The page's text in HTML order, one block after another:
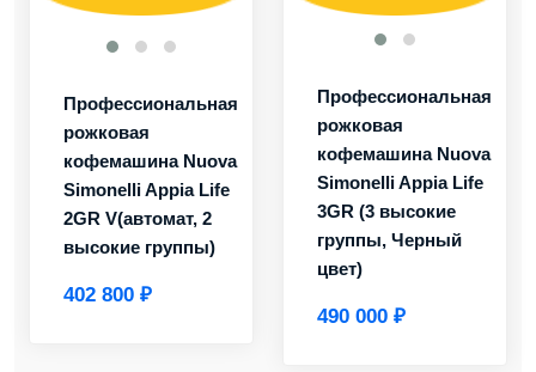
Профессиональная
рожковая
кофемашина Nuova
Simonelli Appia Life
2GR V(автомат, 2
высокие группы)
402 800 ₽
Профессиональная
рожковая
кофемашина Nuova
Simonelli Appia Life
3GR (3 высокие
группы, Черный
цвет)
490 000 ₽